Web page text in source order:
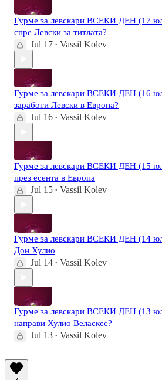
Гурме за левскари ВСЕКИ ДЕН (17
спре Левски за титлата?
Jul 17 • Vassil Kolev
Гурме за левскари ВСЕКИ ДЕН (16
заработи Левски в Европа?
Jul 16 • Vassil Kolev
Гурме за левскари ВСЕКИ ДЕН (15
през есента в Европа
Jul 15 • Vassil Kolev
Гурме за левскари ВСЕКИ ДЕН (14
Дон Хулио
Jul 14 • Vassil Kolev
Гурме за левскари ВСЕКИ ДЕН (13
направи Хулио Веласкес?
Jul 13 • Vassil Kolev